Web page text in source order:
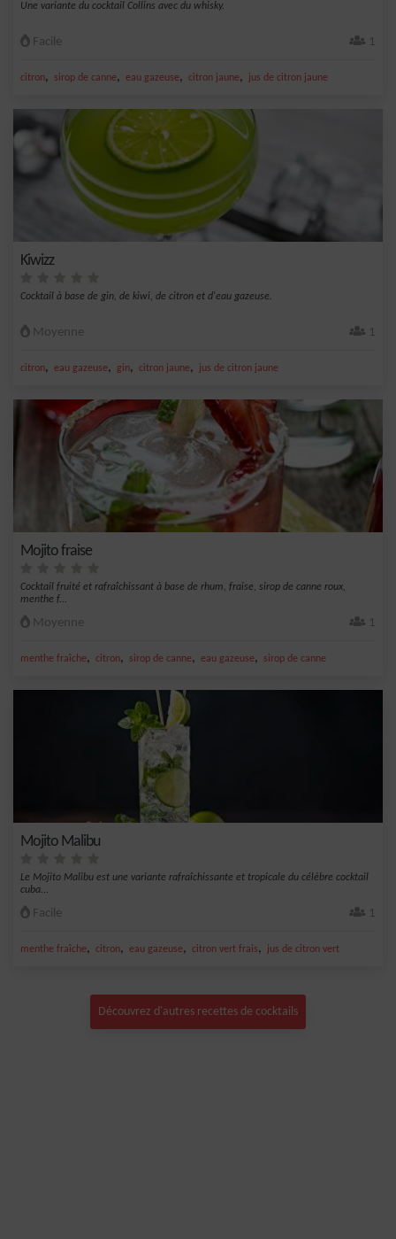
Une variante du cocktail Collins avec du whisky.
Facile 1
citron, sirop de canne, eau gazeuse, citron jaune, jus de citron jaune
Kiwizz
Cocktail à base de gin, de kiwi, de citron et d'eau gazeuse.
Moyenne 1
citron, eau gazeuse, gin, citron jaune, jus de citron jaune
Mojito fraise
Cocktail fruité et rafraîchissant à base de rhum, fraise, sirop de canne roux,
menthe f...
Moyenne 1
menthe fraîche, citron, sirop de canne, eau gazeuse, sirop de canne
Mojito Malibu
Le Mojito Malibu est une variante rafraîchissante et tropicale du célèbre cocktail
cuba...
Facile 1
menthe fraîche, citron, eau gazeuse, citron vert frais, jus de citron vert
Découvrez d'autres recettes de cocktails